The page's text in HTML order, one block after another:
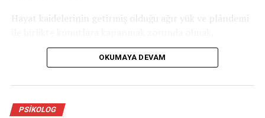
tanımasına ve bu hisleri anlamlandırmasına yardımcı
karşısında yapılabilecekler birlikte gözden geçirilebilir.
Hayat kaidelerinin getirmiş olduğu ağır yük ve plândemi
insanların ruhsal dünyasında bir çöküntü oluşturdu.
Birtakım insanların kişilik yapısı bu durumdan daha fazla
Depresyon neden kaynaklanır?
OKUMAYA DEVAM
PSIKOLOG